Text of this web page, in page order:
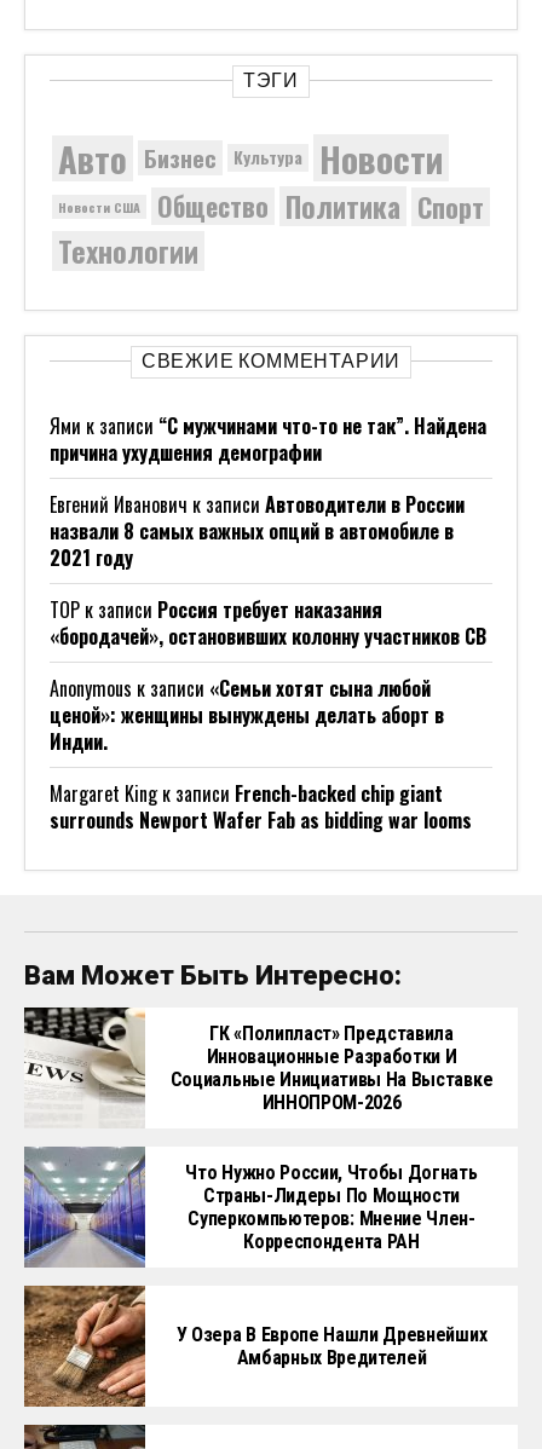
ТЭГИ
Авто Бизнес Культура Новости
Новости США Общество Политика Спорт
Технологии
СВЕЖИЕ КОММЕНТАРИИ
Ями к записи “С мужчинами что-то не так”. Найдена
причина ухудшения демографии
Евгений Иванович к записи Автоводители в России
назвали 8 самых важных опций в автомобиле в
2021 году
ТОР к записи Россия требует наказания
«бородачей», остановивших колонну участников СВ
Anonymous к записи «Семьи хотят сына любой
ценой»: женщины вынуждены делать аборт в
Индии.
Margaret Kingк записи French-backed chip giant
surrounds Newport Wafer Fab as bidding war looms
Вам Может Быть Интересно:
ГК «Полипласт» Представила
Инновационные Разработки И
Социальные Инициативы На Выставке
ИННОПРОМ-2026
Что Нужно России, Чтобы Догнать
Страны-Лидеры По Мощности
Суперкомпьютеров: Мнение Член-
Корреспондента РАН
У Озера В Европе Нашли Древнейших
Амбарных Вредителей